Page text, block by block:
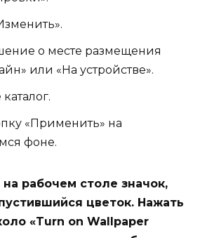
о месте размещения
или «На устройстве».
«Применить» на
фоне.
рабочем столе значок,
цветок. Нажать
«Turn on Wallpaper